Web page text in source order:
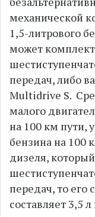
механической
1,5-литрового
может
передач, либо
Multidrive S.
малого
на 100 км пути,
бензина на 100
дизеля,
передач, то его
составляет 3,5